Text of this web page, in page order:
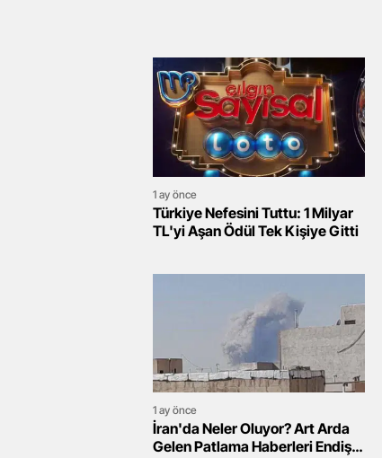
1 ay önce
Türkiye Nefesini Tuttu: 1 Milyar
TL'yi Aşan Ödül Tek Kişiye Gitti
1 ay önce
İran'da Neler Oluyor? Art Arda
Gelen Patlama Haberleri Endişe